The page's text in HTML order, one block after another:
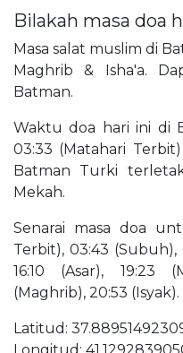
Bilakah masa doa
Masa salat muslim di
Maghrib & Isha'a.
Batman.
Waktu doa hari ini di
03:33 (Matahari
Batman Turki
Mekah.
Senarai masa doa
Terbit), 03:43 (Subuh),
16:10 (Asar), 19:23
(Maghrib), 20:53 (Isyak).
Latitud: